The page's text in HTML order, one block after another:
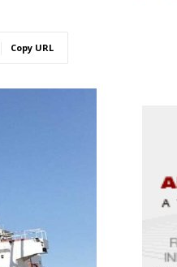
Copy URL